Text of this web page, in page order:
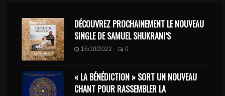
DÉCOUVREZ PROCHAINEMENT LE NOUVEAU
SINGLE DE SAMUEL SHUKRANI’S
16/10/2022 0
« LA BÉNÉDICTION » SORT UN NOUVEAU
CHANT POUR RASSEMBLER LA